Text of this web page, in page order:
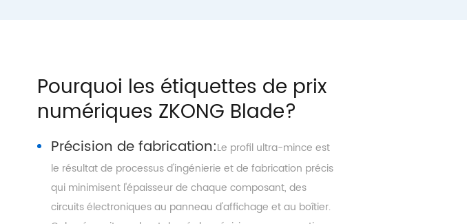
Pourquoi les étiquettes de prix
numériques ZKONG Blade?
Précision de fabrication:Le profil ultra-mince est
le résultat de processus d'ingénierie et de fabrication précis
qui minimisent l'épaisseur de chaque composant, des
circuits électroniques au panneau d'affichage et au boîtier.